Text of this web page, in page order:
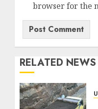
browser for the
RELATED NEWS